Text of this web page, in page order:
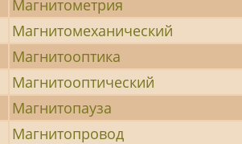
Магнитометрия
Магнитомеханический
Магнитооптика
Магнитооптический
Магнитопауза
Магнитопровод